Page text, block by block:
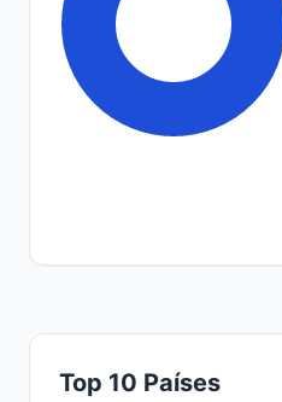
Top 10 Países